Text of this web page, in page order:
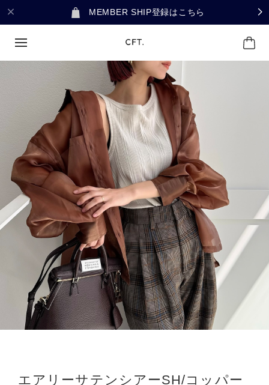
MEMBER SHIP登録はこちら
エアリーサテンシアーSH/コッパー